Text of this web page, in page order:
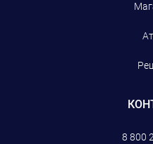
8 800